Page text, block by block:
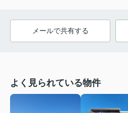
メールで共有する
よく見られている物件